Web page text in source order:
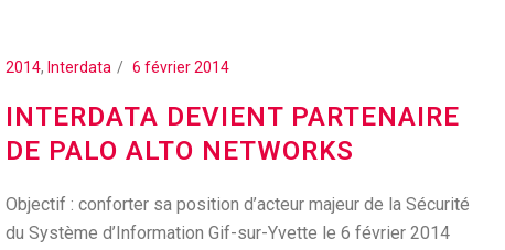
2014, Interdata 6 février 2014
INTERDATA DEVIENT PARTENAIRE
DE PALO ALTO NETWORKS
Objectif : conforter sa position d’acteur majeur de la Sécurité
du Système d’Information Gif-sur-Yvette le 6 février 2014